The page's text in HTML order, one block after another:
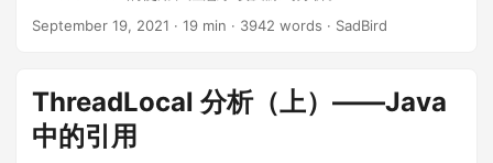
September 19, 2021 · 19 min · 3942 words · SadBird
ThreadLocal 分析（上）——Java
中的引用